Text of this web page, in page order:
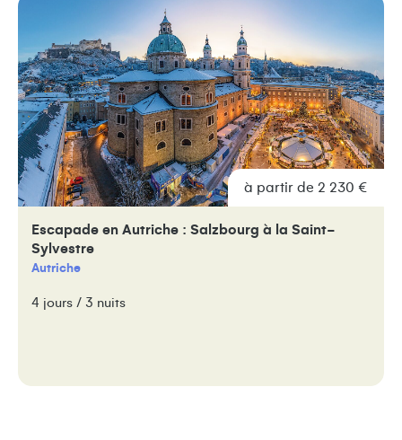
à partir de 2 230 €
Escapade en Autriche : Salzbourg à la Saint-
Sylvestre
Autriche
4 jours / 3 nuits